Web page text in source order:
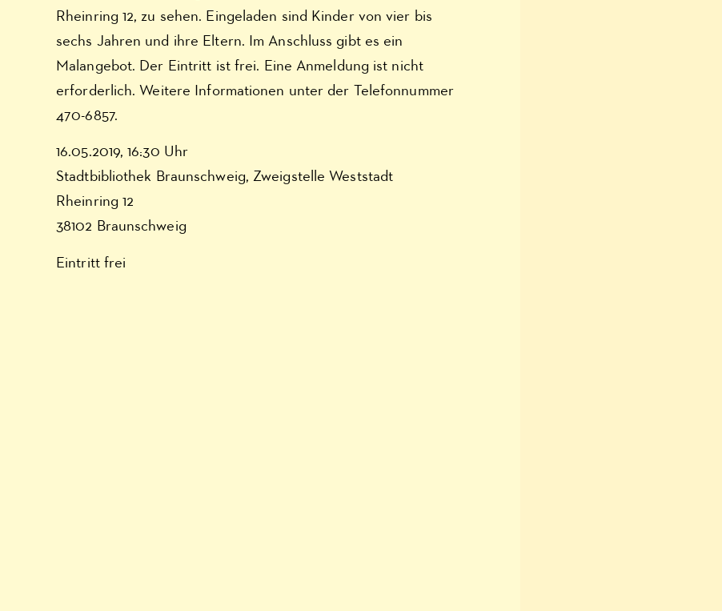
Rheinring 12, zu sehen. Eingeladen sind Kinder von vier bis
sechs Jahren und ihre Eltern. Im Anschluss gibt es ein
Malangebot. Der Eintritt ist frei. Eine Anmeldung ist nicht
erforderlich. Weitere Informationen unter der Telefonnummer
470-6857.
16.05.2019, 16:30 Uhr
Stadtbibliothek Braunschweig, Zweigstelle Weststadt
Rheinring 12
38102 Braunschweig
Eintritt frei